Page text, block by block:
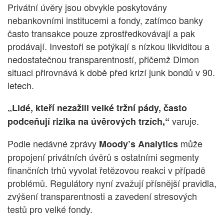
Privátní úvěry jsou obvykle poskytovány
nebankovními institucemi a fondy, zatímco banky
často transakce pouze zprostředkovávají a pak
prodávají. Investoři se potýkají s nízkou likviditou a
nedostatečnou transparentností, přičemž Dimon
situaci přirovnává k době před krizí junk bondů v 90.
letech.
„Lidé, kteří nezažili velké tržní pády, často
podceňují rizika na úvěrových trzích,“ varuje.
Podle nedávné zprávy Moody’s Analytics může
propojení privátních úvěrů s ostatními segmenty
finančních trhů vyvolat řetězovou reakci v případě
problémů. Regulátory nyní zvažují přísnější pravidla,
zvýšení transparentnosti a zavedení stresových
testů pro velké fondy.